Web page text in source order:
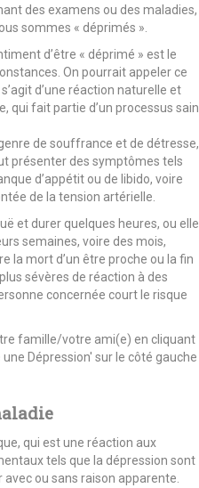
des examens ou des maladies,
sommes « déprimés ».
d’être « déprimé » est le
On pourrait appeler ce
d’une réaction naturelle et
qui fait partie d’un processus sain
de souffrance et de détresse,
présenter des symptômes tels
d’appétit ou de libido, voire
de la tension artérielle.
et durer quelques heures, ou elle
semaines, voire des mois,
la mort d’un être proche ou la fin
sévères de réaction à des
concernée court le risque
famille/votre ami(e) en cliquant
Dépression' sur le côté gauche
qui est une réaction aux
tels que la dépression sont
ou sans raison apparente.